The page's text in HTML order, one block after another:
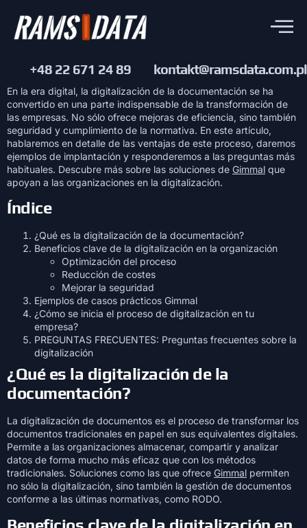
+48 22 671 24 89 kontakt@ramsdata.com.pl
En la era digital, la digitalización de la documentación se ha
convertido en una parte indispensable de la transformación de
las empresas. No sólo ofrece mejoras de eficiencia, sino también
seguridad y cumplimiento de la normativa. En este artículo,
hablaremos en detalle de las ventajas de este proceso, daremos
ejemplos de implantación y responderemos a las preguntas más
habituales. Descubre más sobre las soluciones de Gimmal que
apoyan a las organizaciones en la digitalización.
Índice
¿Qué es la digitalización de la documentación?
Beneficios clave de la digitalización en la organización
Optimización del proceso
Reducción de costes
Mejorar la seguridad
Ejemplos de casos prácticos Gimmal
¿Cómo se inicia el proceso de digitalización en tu
empresa?
PREGUNTAS FRECUENTES: Preguntas frecuentes sobre la
digitalización
¿Qué es la digitalización de la
documentación?
La digitalización de documentos es el proceso de transformar los
documentos tradicionales en papel en sus equivalentes digitales.
Permite a las organizaciones almacenar, compartir y analizar
datos de forma mucho más eficaz que con los métodos
tradicionales. Soluciones como las que ofrece Gimmal permiten
no sólo la digitalización, sino también la gestión de documentos
conforme a las últimas normativas, como RODO.